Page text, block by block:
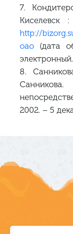
7.
http://
oao (дата
электронный.
8.
2002. – 5